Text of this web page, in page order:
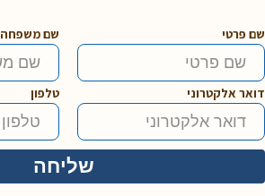
מקורי
שם פרטי שם משפחה
דואר אלקטרוני טלפון